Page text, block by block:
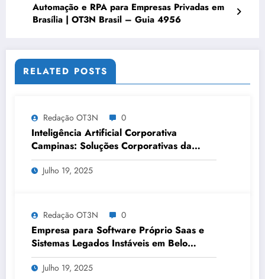
Automação e RPA para Empresas Privadas em
Brasília | OT3N Brasil – Guia 4956
RELATED POSTS
Redação OT3N 0
Inteligência Artificial Corporativa
Campinas: Soluções Corporativas da
OT3N Brasil – Guia 3083
Julho 19, 2025
Redação OT3N 0
Empresa para Software Próprio Saas e
Sistemas Legados Instáveis em Belo
Horizonte | OT3N Brasil – Guia 3449
Julho 19, 2025